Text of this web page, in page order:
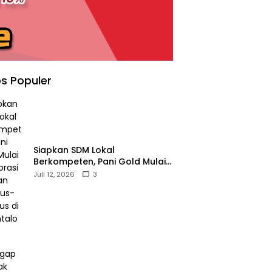
Populer
‎Siapkan SDM Lokal
Berkompeten, Pani Gold Mulai
Kolaborasi dengan Kampus-
Juli 12, 2026 3